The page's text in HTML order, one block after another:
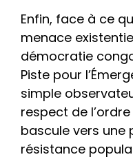
Enfin, face à ce
menace
démocratie
Piste pour
simple
respect de
bascule vers une
résistance